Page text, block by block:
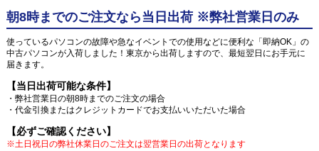
朝8時までのご注文なら当日出荷 ※弊社営業日のみ
使っているパソコンの故障や急なイベントでの使用などに便利な「即納OK」の
中古パソコンが入荷しました！東京から出荷しますので、最短翌日にお手元に
届きます。
【当日出荷可能な条件】
・弊社営業日の朝8時までのご注文の場合
・代金引換またはクレジットカードでお支払いいただいた場合
【必ずご確認ください】
※土日祝日の弊社休業日のご注文は翌営業日の出荷となります